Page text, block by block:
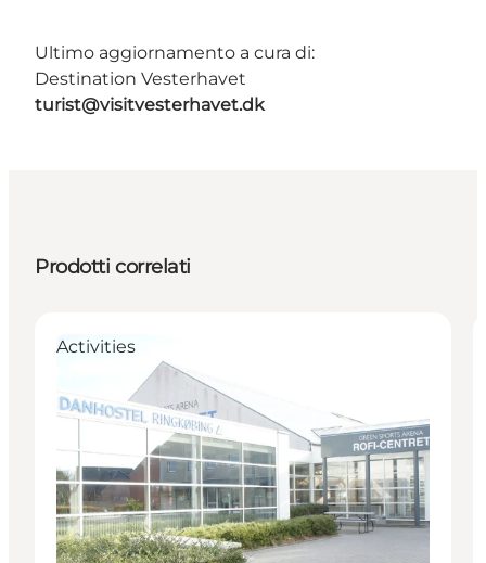
Ultimo aggiornamento a cura di:
Destination Vesterhavet
turist@visitvesterhavet.dk
Prodotti correlati
Activities